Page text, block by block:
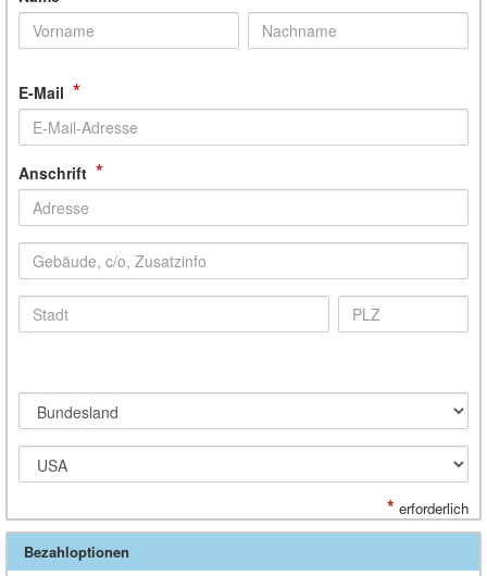
E-Mail *
Anschrift *
* erforderlich
Bezahloptionen